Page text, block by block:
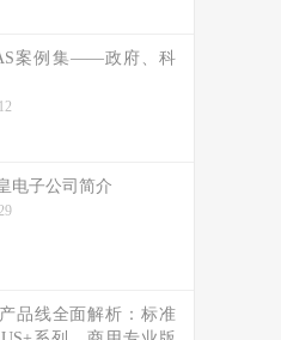
案例集——政府、科
电子公司简介
品线全面解析：标准